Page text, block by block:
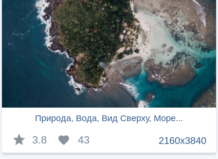
Природа, Вода, Вид Сверху, Море...
2160x3840
3.8 43